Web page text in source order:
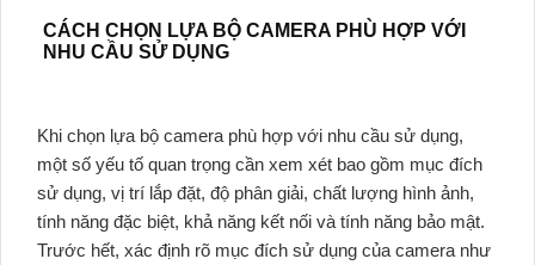
CÁCH CHỌN LỰA BỘ CAMERA PHÙ HỢP VỚI
NHU CẦU SỬ DỤNG
Khi chọn lựa bộ camera phù hợp với nhu cầu sử dụng,
một số yếu tố quan trọng cần xem xét bao gồm mục đích
sử dụng, vị trí lắp đặt, độ phân giải, chất lượng hình ảnh,
tính năng đặc biệt, khả năng kết nối và tính năng bảo mật.
Trước hết, xác định rõ mục đích sử dụng của camera như